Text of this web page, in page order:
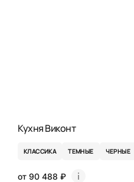
Кухня Виконт
КЛАССИКА ТЕМНЫЕ ЧЕРНЫЕ
от 90 488 ₽